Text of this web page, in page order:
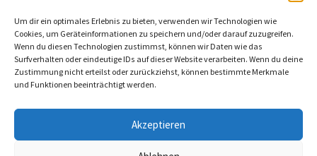
Um dir ein optimales Erlebnis zu bieten, verwenden wir Technologien wie
Cookies, um Geräteinformationen zu speichern und/oder darauf zuzugreifen.
Wenn du diesen Technologien zustimmst, können wir Daten wie das
Surfverhalten oder eindeutige IDs auf dieser Website verarbeiten. Wenn du deine
Zustimmung nicht erteilst oder zurückziehst, können bestimmte Merkmale
und Funktionen beeinträchtigt werden.
Akzeptieren
Stauffenbergstraße 13-14
10785 Berlin
info@gegen-vergessen.de
Kontakt